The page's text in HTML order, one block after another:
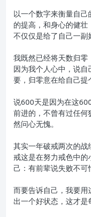
以一个数字来衡量自
的提高，和身心的健壮
不仅仅是给了自己一副
我既然已经将天数归零
因为我个人心中，说
要，归零意在给自己提
说600天是因为在这
前进的，不曾有过任
然问心无愧。
其实一年破戒两次的
戒这是在努力戒色中的
己：有前辈说失败不可
而要告诉自己，我要
出一个好状态，这才是